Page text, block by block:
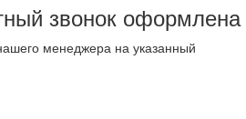
звонок оформлена
менеджера на указанный